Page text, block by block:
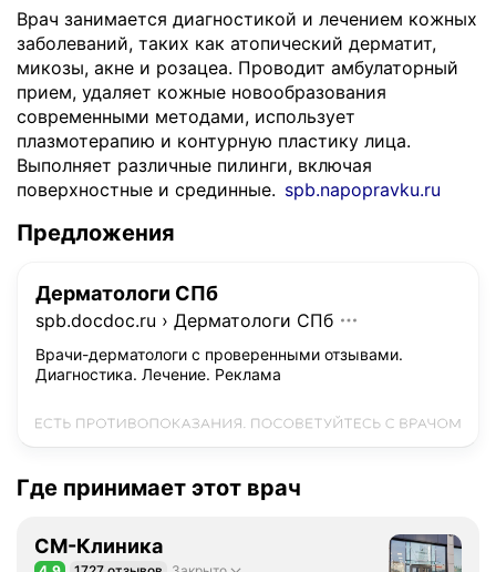
Врач занимается диагностикой и лечением кожных
заболеваний, таких как атопический дерматит,
микозы, акне и розацеа. Проводит амбулаторный
прием, удаляет кожные новообразования
современными методами, использует
плазмотерапию и контурную пластику лица.
Выполняет различные пилинги, включая
поверхностные и срединные. spb.napopravku.ru
Предложения
Дерматологи СПб
spb.docdoc.ru › Дерматологи СПб
Врачи-дерматологи с проверенными отзывами.
Диагностика. Лечение. Реклама
Где принимает этот врач
СМ-Клиника